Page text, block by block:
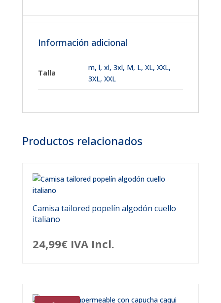
Información adicional
Talla
m, l, xl, 3xl, M, L, XL, XXL,
3XL, XXL
Productos relacionados
Camisa tailored popelín algodón cuello
italiano
24,99€ IVA Incl.